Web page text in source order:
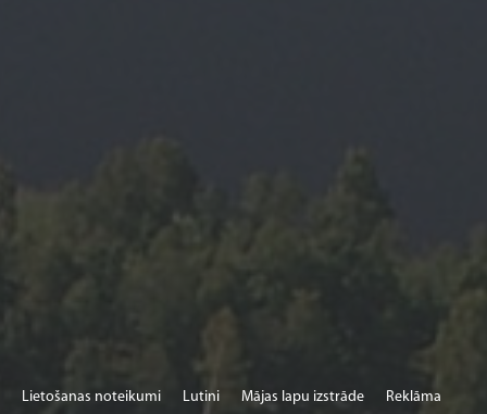
Lietošanas noteikumi Lutini Mājas lapu izstrāde Reklāma